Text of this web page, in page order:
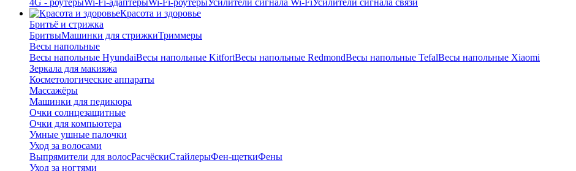
4G - роутерыWi-Fi-адаптерыWi-Fi-роутерыУсилители сигнала Wi-FiУсилители сигнала связи
Красота и здоровье
Бритьё и стрижка
БритвыМашинки для стрижкиТриммеры
Весы напольные
Весы напольные HyundaiВесы напольные KitfortВесы напольные RedmondВесы напольные TefalВесы напольные Xiaomi
Зеркала для макияжа
Косметологические аппараты
Массажёры
Машинки для педикюра
Очки cолнцезащитные
Очки для компьютера
Умные ушные палочки
Уход за волосами
Выпрямители для волосРасчёскиСтайлерыФен-щеткиФены
Уход за ногтями